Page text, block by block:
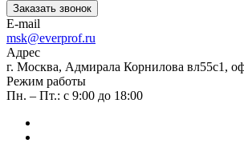
Заказать звонок
E-mail
msk@everprof.ru
Адрес
г. Москва, Адмирала Корнилова вл55с1,
Режим работы
Пн. – Пт.: с 9:00 до 18:00